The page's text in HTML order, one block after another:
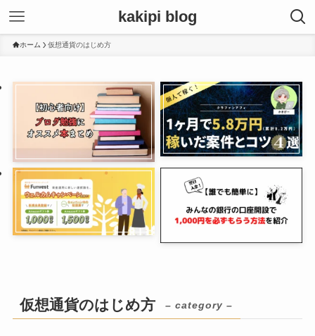
kakipi blog
ホーム 仮想通貨のはじめ方
仮想通貨のはじめ方 – category –